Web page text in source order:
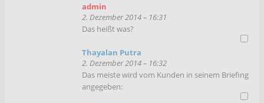
admin
2. Dezember 2014 – 16:31
Das heißt was?
Thayalan Putra
2. Dezember 2014 – 16:32
Das meiste wird vom Kunden in seinem Briefing
angegeben: